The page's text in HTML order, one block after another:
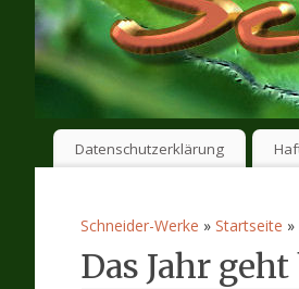
Datenschutzerklärung
Schneider-Werke » Startseite
Das Jahr